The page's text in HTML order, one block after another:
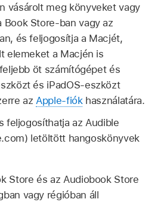
vásárolt meg könyveket vagy
Book Store-ban vagy az
és feljogosítja a Macjét,
elemeket a Macjén is
öt számítógépet és
és iPadOS-eszközt
az Apple-fiókhasználatára.
feljogosíthatja az Audible
letöltött hangoskönyvek
Store és az Audiobook Store
vagy régióban áll